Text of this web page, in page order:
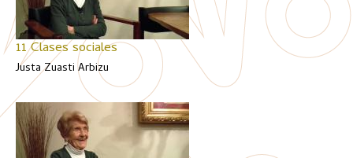
11 Clases sociales
Justa Zuasti Arbizu